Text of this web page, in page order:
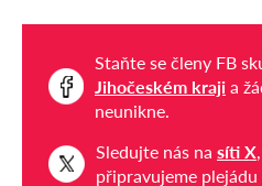
Staňte se členy FB
Jihočeském kraji a
neunikne.
Sledujte nás na síti X
připravujeme plejádu